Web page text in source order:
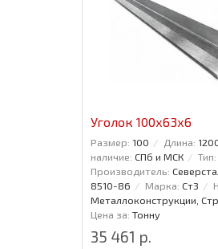
Уголок 100x63x6
Размер: 100 Длина:
наличие: СПб и МСК Тип:
Производитель:
8510-86
Марка: Ст3
Металлоконструкции,
Цена за: Тонну
35 461 р.